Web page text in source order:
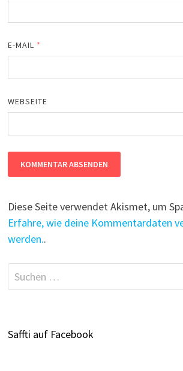
E-MAIL *
WEBSEITE
Diese Seite verwendet Akismet, um
Erfahre, wie deine Kommentardaten
werden..
Suchen
nach:
Saffti auf Facebook